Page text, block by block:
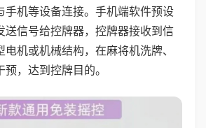
手机等设备连接。手机端软件预设
送信号给控牌器，控牌器接收到信
机或机械结构，在麻将机洗牌、
，达到控牌目的。